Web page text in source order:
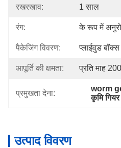
रखरखाव: 1 साल
रंग: के रूप में
पैकेजिंग विवरण: प्लाईवुड बॉक्स
आपूर्ति की क्षमता: प्रति माह
प्रमुखता देना:
worm
कृमि गियर
उत्पाद विवरण